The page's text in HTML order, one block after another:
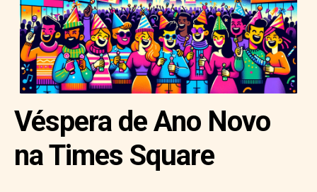
Véspera de Ano Novo
na Times Square